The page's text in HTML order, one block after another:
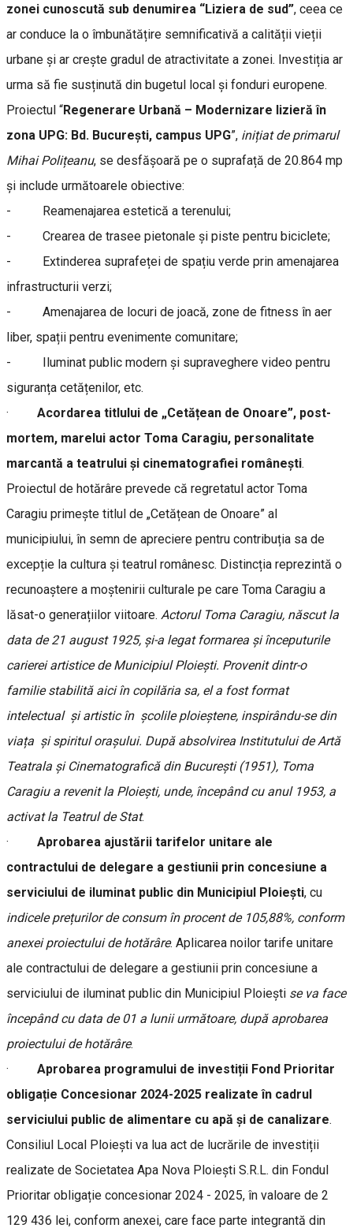
zonei cunoscută sub denumirea “Liziera de sud”, ceea ce
ar conduce la o îmbunătățire semnificativă a calității vieții
urbane și ar crește gradul de atractivitate a zonei. Investiția ar
urma să fie susținută din bugetul local și fonduri europene.
Proiectul “Regenerare Urbană – Modernizare lizieră în
zona UPG: Bd. București, campus UPG”, inițiat de primarul
Mihai Polițeanu, se desfășoară pe o suprafață de 20.864 mp
și include următoarele obiective:
- Reamenajarea estetică a terenului;
- Crearea de trasee pietonale și piste pentru biciclete;
- Extinderea suprafeței de spațiu verde prin amenajarea
infrastructurii verzi;
- Amenajarea de locuri de joacă, zone de fitness în aer
liber, spații pentru evenimente comunitare;
- Iluminat public modern și supraveghere video pentru
siguranța cetățenilor, etc.
· Acordarea titlului de „Cetățean de Onoare”, post-
mortem, marelui actor Toma Caragiu, personalitate
marcantă a teatrului și cinematografiei românești.
Proiectul de hotărâre prevede că regretatul actor Toma
Caragiu primește titlul de „Cetățean de Onoare” al
municipiului, în semn de apreciere pentru contribuția sa de
excepție la cultura și teatrul românesc. Distincția reprezintă o
recunoaștere a moștenirii culturale pe care Toma Caragiu a
lăsat-o generațiilor viitoare. Actorul Toma Caragiu, născut la
data de 21 august 1925, și-a legat formarea și începuturile
carierei artistice de Municipiul Ploiești. Provenit dintr-o
familie stabilită aici în copilăria sa, el a fost format
intelectual și artistic în școlile ploieștene, inspirându-se din
viața și spiritul orașului. După absolvirea Institutului de Artă
Teatrala și Cinematografică din București (1951), Toma
Caragiu a revenit la Ploiești, unde, începând cu anul 1953, a
activat la Teatrul de Stat.
· Aprobarea ajustării tarifelor unitare ale
contractului de delegare a gestiunii prin concesiune a
serviciului de iluminat public din Municipiul Ploiești, cu
indicele prețurilor de consum în procent de 105,88%, conform
anexei proiectului de hotărâre. Aplicarea noilor tarife unitare
ale contractului de delegare a gestiunii prin concesiune a
serviciului de iluminat public din Municipiul Ploiești se va face
începând cu data de 01 a lunii următoare, după aprobarea
proiectului de hotărâre.
· Aprobarea programului de investiții Fond Prioritar
obligație Concesionar 2024-2025 realizate în cadrul
serviciului public de alimentare cu apă și de canalizare.
Consiliul Local Ploiești va lua act de lucrările de investiții
realizate de Societatea Apa Nova Ploiești S.R.L. din Fondul
Prioritar obligație concesionar 2024 - 2025, în valoare de 2
129 436 lei, conform anexei, care face parte integrantă din